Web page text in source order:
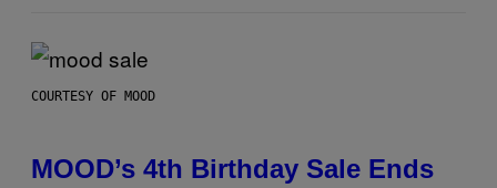
COURTESY OF MOOD
MOOD’s 4th Birthday Sale Ends